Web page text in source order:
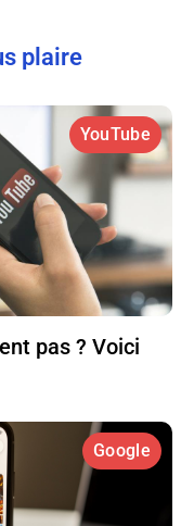
plaire
YouTube
pas ? Voici
Google